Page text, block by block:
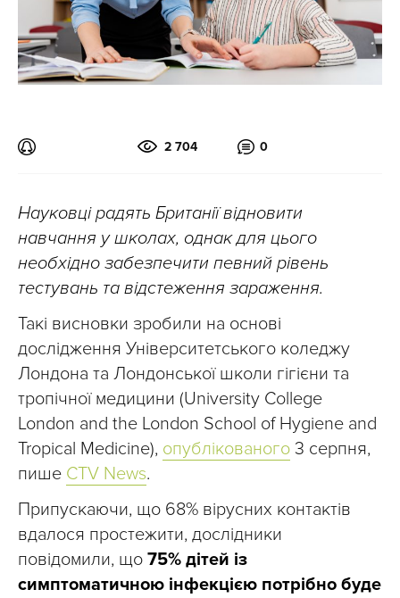
2 704 0
Науковці радять Британії відновити
навчання у школах, однак для цього
необхідно забезпечити певний рівень
тестувань та відстеження зараження.
Такі висновки зробили на основі
дослідження Університетського коледжу
Лондона та Лондонської школи гігієни та
тропічної медицини (University College
London and the London School of Hygiene and
Tropical Medicine), опублікованого 3 серпня,
пише CTV News.
Припускаючи, що 68% вірусних контактів
вдалося простежити, дослідники
повідомили, що 75% дітей із
симптоматичною інфекцією потрібно буде